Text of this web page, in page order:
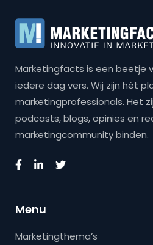
Marketingfacts is een beetje
iedere dag vers. Wij zijn hét
marketingprofessionals. Het
podcasts, blogs, opinies en
marketingcommunity binden.
Menu
Marketingthema’s